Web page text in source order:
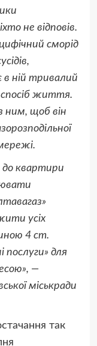
не відповів.
сморід
ній тривалий
спосіб життя.
ним, щоб він
до квартири
усіх
4 ст.
для
—
міськради
так